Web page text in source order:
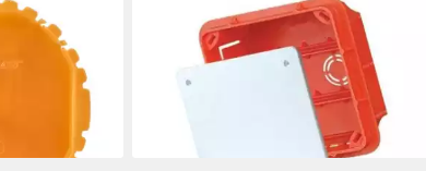
Ø
Kabelbox Abzweigkasten
Klemmkasten mit Deckel
Abzweigdose Unterputz Pp/t 1
76x76x52mm
lieferbar - in 3-4 Werktagen bei dir